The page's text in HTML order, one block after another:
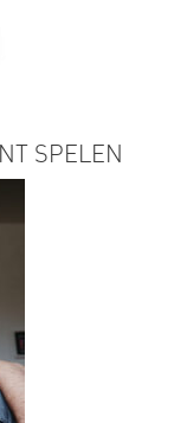
SPELEN